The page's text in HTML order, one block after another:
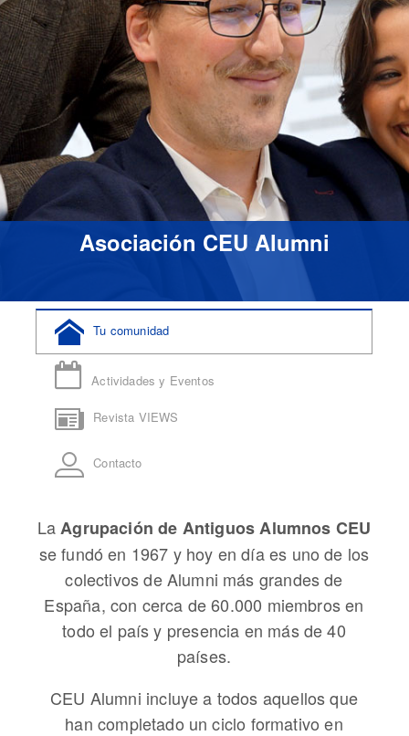
Asociación CEU Alumni
Tu comunidad
Actividades y Eventos
Revista VIEWS
Contacto
La Agrupación de Antiguos Alumnos CEU
se fundó en 1967 y hoy en día es uno de los
colectivos de Alumni más grandes de
España, con cerca de 60.000 miembros en
todo el país y presencia en más de 40
países.
CEU Alumni incluye a todos aquellos que
han completado un ciclo formativo en